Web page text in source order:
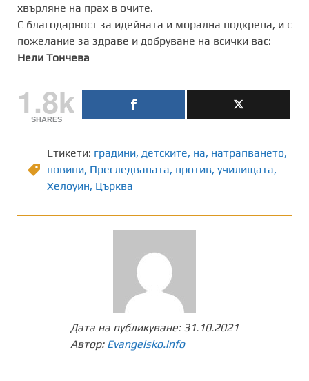
хвърляне на прах в очите.
С благодарност за идейната и морална подкрепа, и с
пожелание за здраве и добруване на всички вас:
Нели Тончева
1.8k
SHARES
Етикети: градини, детските, на, натрапването,
новини, Преследваната, против, училищата,
Хелоуин, Църква
Дата на публикуване: 31.10.2021
Автор: Evangelsko.info